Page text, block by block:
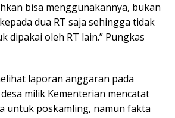
bisa menggunakannya, bukan
dua RT saja sehingga tidak
dipakai oleh RT lain.” Pungkas
laporan anggaran pada
milik Kementerian mencatat
untuk poskamling, namun fakta